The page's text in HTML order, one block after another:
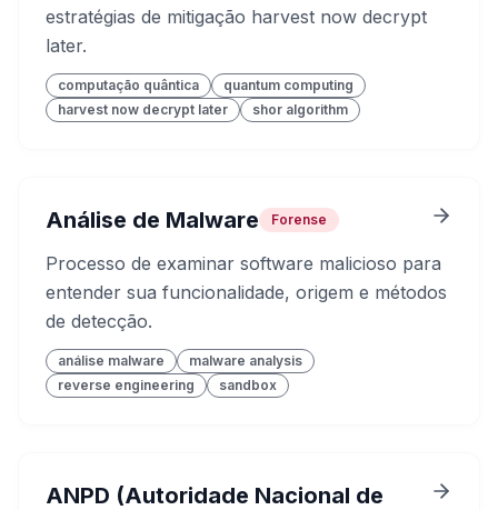
estratégias de mitigação harvest now decrypt
later.
computação quântica
quantum computing
harvest now decrypt later
shor algorithm
Análise de Malware Forense
Processo de examinar software malicioso para
entender sua funcionalidade, origem e métodos
de detecção.
análise malware
malware analysis
reverse engineering
sandbox
ANPD (Autoridade Nacional de